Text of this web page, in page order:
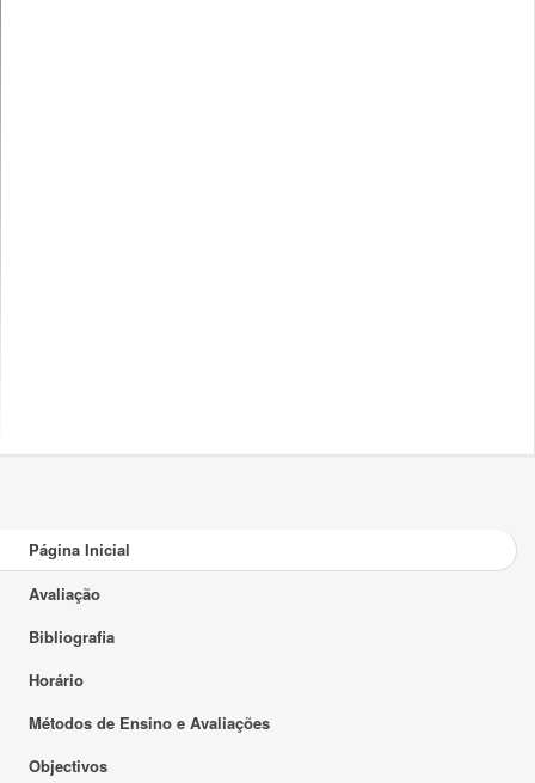
Página Inicial
Avaliação
Bibliografia
Horário
Métodos de Ensino e Avaliações
Objectivos